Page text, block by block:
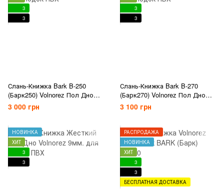
3
3
Слань-Книжка Bark B-250
(Барк250) Volnorez Пол Дно
для Лодок ПВХ
3 000 грн
3
3
Слань-Книжка Bark B-270
(Барк270) Volnorez Пол Дно
для Лодок ПВХ
3 100 грн
НОВИНКА
ХИТ
3
3
РАСПРОДАЖА
НОВИНКА
ХИТ
3
3
БЕСПЛАТНАЯ ДОСТАВКА